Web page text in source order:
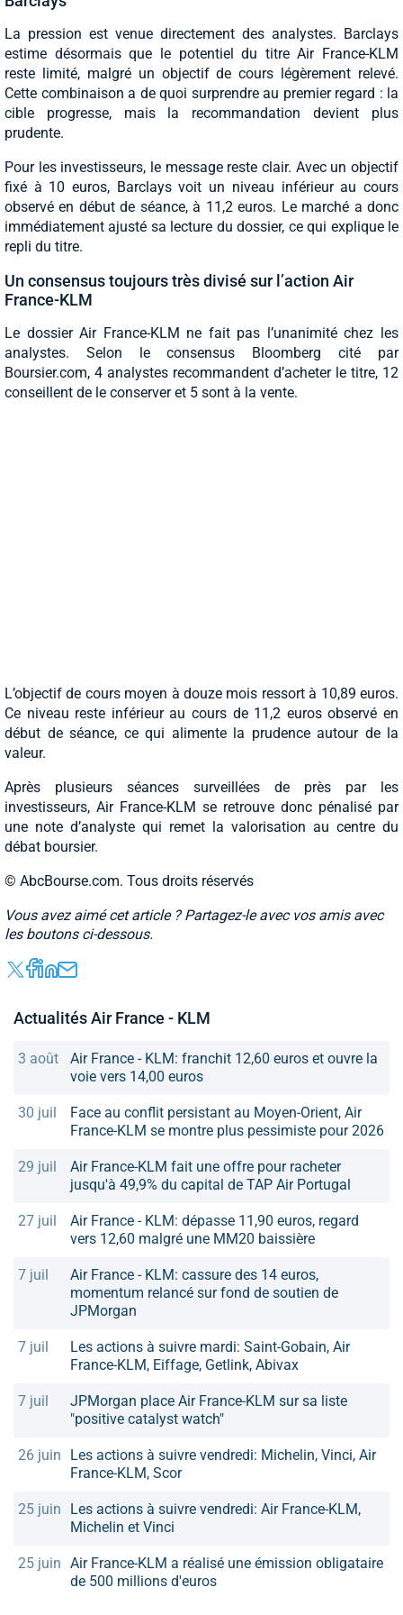
La pression est venue directement des analystes. Barclays
estime désormais que le potentiel du titre Air France-KLM
reste limité, malgré un objectif de cours légèrement relevé.
Cette combinaison a de quoi surprendre au premier regard : la
cible progresse, mais la recommandation devient plus
prudente.
Pour les investisseurs, le message reste clair. Avec un objectif
fixé à 10 euros, Barclays voit un niveau inférieur au cours
observé en début de séance, à 11,2 euros. Le marché a donc
immédiatement ajusté sa lecture du dossier, ce qui explique le
repli du titre.
Un consensus toujours très divisé sur l’action Air
France-KLM
Le dossier Air France-KLM ne fait pas l’unanimité chez les
analystes. Selon le consensus Bloomberg cité par
Boursier.com, 4 analystes recommandent d’acheter le titre, 12
conseillent de le conserver et 5 sont à la vente.
L’objectif de cours moyen à douze mois ressort à 10,89 euros.
Ce niveau reste inférieur au cours de 11,2 euros observé en
début de séance, ce qui alimente la prudence autour de la
valeur.
Après plusieurs séances surveillées de près par les
investisseurs, Air France-KLM se retrouve donc pénalisé par
une note d’analyste qui remet la valorisation au centre du
débat boursier.
© AbcBourse.com. Tous droits réservés
Vous avez aimé cet article ? Partagez-le avec vos amis avec
les boutons ci-dessous.
Actualités Air France - KLM
3 août
Air France - KLM: franchit 12,60 euros et ouvre la
voie vers 14,00 euros
30 juil
Face au conflit persistant au Moyen-Orient, Air
France-KLM se montre plus pessimiste pour 2026
29 juil
Air France-KLM fait une offre pour racheter
jusqu'à 49,9% du capital de TAP Air Portugal
27 juil
Air France - KLM: dépasse 11,90 euros, regard
vers 12,60 malgré une MM20 baissière
7 juil
Air France - KLM: cassure des 14 euros,
momentum relancé sur fond de soutien de
JPMorgan
7 juil
Les actions à suivre mardi: Saint-Gobain, Air
France-KLM, Eiffage, Getlink, Abivax
7 juil
JPMorgan place Air France-KLM sur sa liste
"positive catalyst watch"
26 juin
Les actions à suivre vendredi: Michelin, Vinci, Air
France-KLM, Scor
25 juin
Les actions à suivre vendredi: Air France-KLM,
Michelin et Vinci
25 juin Air France-KLM a réalisé une émission obligataire
de 500 millions d'euros